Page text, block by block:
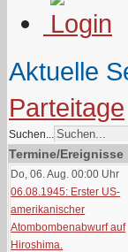
Aktuelle
Parteitage
Suchen...
Termine/Ereignisse
Do, 06. Aug. 00:00 Uhr
06.08.1945: Erster US-
amerikanischer
Atombombenabwurf auf
Hiroshima.